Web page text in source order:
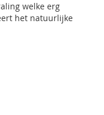
welke erg
het natuurlijke